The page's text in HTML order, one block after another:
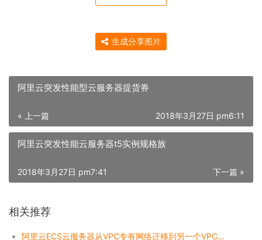
生成分享图片
阿里云突发性能型云服务器提货券
« 上一篇 2018年3月27日 pm6:11
阿里云突发性能云服务器t5实例规格族
下一篇 »
2018年3月27日 pm7:41
相关推荐
阿里云ECS云服务器从VPC专有网络迁移到另一个VPC中？